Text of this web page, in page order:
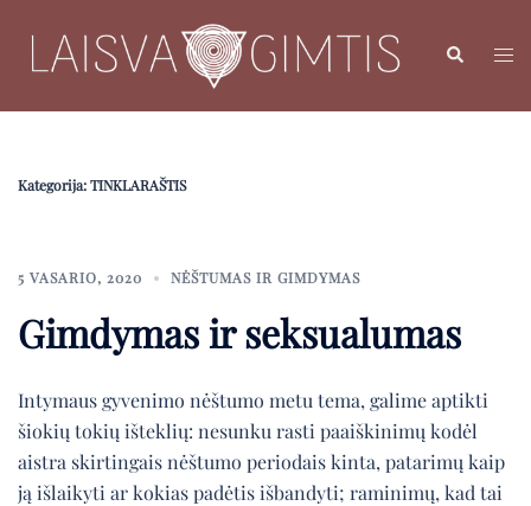
Search
Kategorija:TINKLARAŠTIS
5 VASARIO, 2020 NĖŠTUMAS IR GIMDYMAS
Gimdymas ir seksualumas
Intymaus gyvenimo nėštumo metu tema, galime aptikti
šiokių tokių išteklių: nesunku rasti paaiškinimų kodėl
aistra skirtingais nėštumo periodais kinta, patarimų kaip
ją išlaikyti ar kokias padėtis išbandyti; raminimų, kad tai